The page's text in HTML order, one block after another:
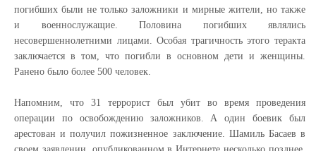
погибших были не только заложники и мирные жители, но также
и военнослужащие. Половина погибших являлись
несовершеннолетними лицами. Особая трагичность этого теракта
заключается в том, что погибли в основном дети и женщины.
Ранено было более 500 человек.
Напомним, что 31 террорист был убит во время проведения
операции по освобождению заложников. А один боевик был
арестован и получил пожизненное заключение. Шамиль Басаев в